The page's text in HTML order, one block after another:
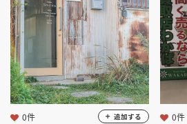
フリーワード
検索する
0件 追加する 0件